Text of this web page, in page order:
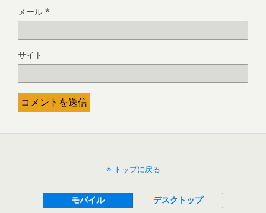
メール *
サイト
トップに戻る
モバイル デスクトップ